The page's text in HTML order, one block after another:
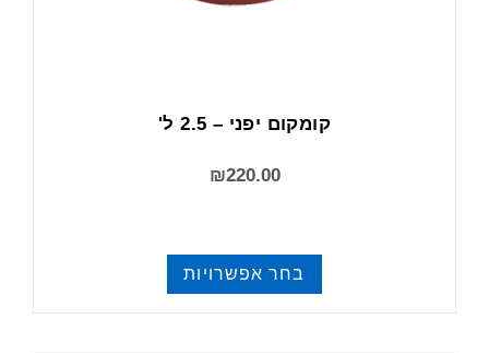
קומקום יפני – 2.5 ל'
₪220.00
בחר אפשרויות